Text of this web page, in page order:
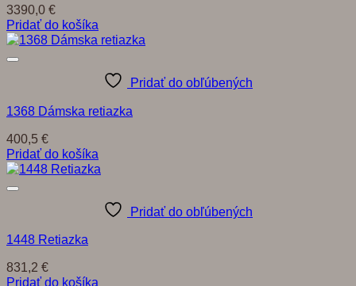
3390,0 €
Pridať do košíka
Pridať do obľúbených
1368 Dámska retiazka
400,5 €
Pridať do košíka
Pridať do obľúbených
1448 Retiazka
831,2 €
Pridať do košíka